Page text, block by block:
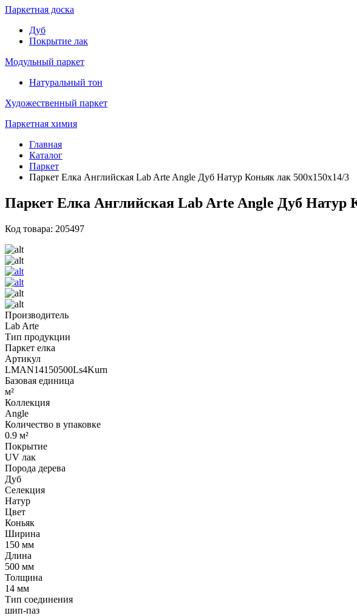
Паркетная доска
Дуб
Покрытие лак
Модульный паркет
Натуральный тон
Художественный паркет
Паркетная химия
Главная
Каталог
Паркет
Паркет Елка Английская Lab Arte Angle Дуб Натур Коньяк лак 500х150х14/3
Паркет Елка Английская Lab Arte Angle Дуб Натур
Код товара: 205497
Производитель
Lab Arte
Тип продукции
Паркет елка
Артикул
LMAN14150500Ls4Kurn
Базовая единица
м²
Коллекция
Angle
Количество в упаковке
0.9 м²
Покрытие
UV лак
Порода дерева
Дуб
Селекция
Натур
Цвет
Коньяк
Ширина
150 мм
Длина
500 мм
Толщина
14 мм
Тип соединения
шип-паз